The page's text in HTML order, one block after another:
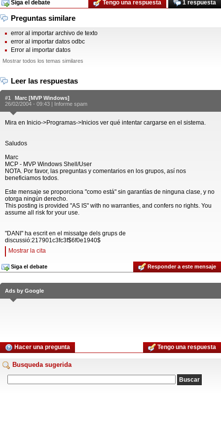
Siga el debate 1 respuesta
Tengo una respuesta
Preguntas similare
error al importar archivo de texto
error al importar datos odbc
Error al importar datos
Mostrar todos los temas similares
Leer las respuestas
#1
Marc [MVP Windows]
26/02/2004 - 09:43 | Informe spam
Mira en Inicio->Programas->Inicios ver qué intentar cargarse en el sistema.
Saludos
Marc
MCP - MVP Windows Shell/User
NOTA. Por favor, las preguntas y comentarios en los grupos, así nos
beneficiamos todos.
Este mensaje se proporciona "como está" sin garantías de ninguna clase, y no
otorga ningún derecho.
This posting is provided "AS IS" with no warranties, and confers no rights. You
assume all risk for your use.
"DANI" ha escrit en el missatge dels grups de
discussió:217901c3fc3f$6f0e1940$
Mostrar la cita
Siga el debate Responder a este mensaje
Ads by Google
Hacer una pregunta Tengo una respuesta
Busqueda sugerida